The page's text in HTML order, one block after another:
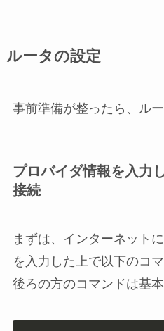
ルータの設定
事前準備が整ったら、ル
プロバイダ情報を入力
接続
まずは、インターネット
を入力した上で以下のコ
後ろの方のコマンドは基